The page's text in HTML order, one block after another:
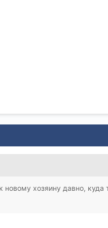
хозяину давно, куда